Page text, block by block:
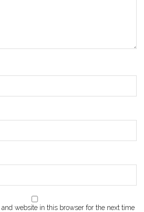
website in this browser for the next time